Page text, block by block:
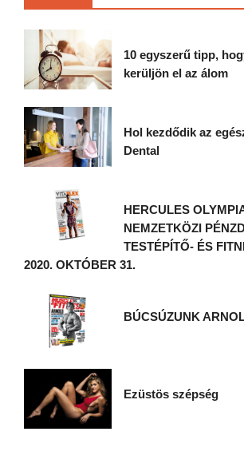
10 egyszerű tipp,
kerüljön el az álom
Hol kezdődik az
Dental
HERCULES
NEMZETKÖZI
TESTÉPÍTŐ- ÉS
2020. OKTÓBER 31.
BÚCSÚZUNK
Ezüstös szépség